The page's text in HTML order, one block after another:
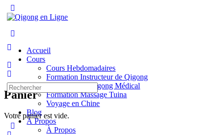
Side
Accueil
Cours
Cours Hebdomadaires
Formation Instructeur de Qigong
Formation en Qigong Médical
Formation Massage Tuina
Voyage en Chine
Blog
À Propos
À Propos
Panier
Votre panier est vide.
Recherche
pour: